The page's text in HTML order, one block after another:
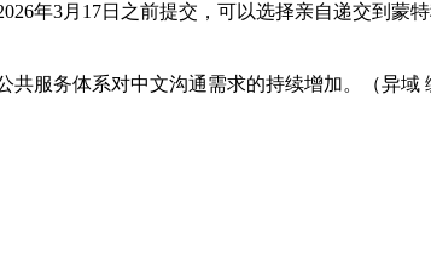
年3月17日之前提交，可以选择亲自递交到
服务体系对中文沟通需求的持续增加。（异域